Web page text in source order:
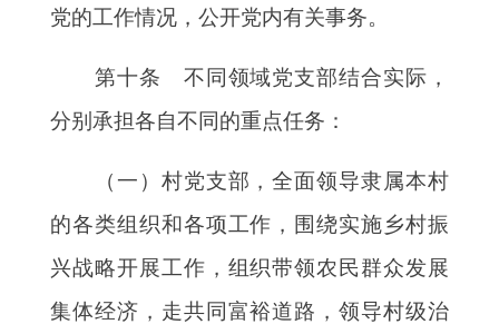
党的工作情况，公开党内有关事务。
第十条 不同领域党支部结合实际，
分别承担各自不同的重点任务：
（一）村党支部，全面领导隶属本村
的各类组织和各项工作，围绕实施乡村振
兴战略开展工作，组织带领农民群众发展
集体经济，走共同富裕道路，领导村级治